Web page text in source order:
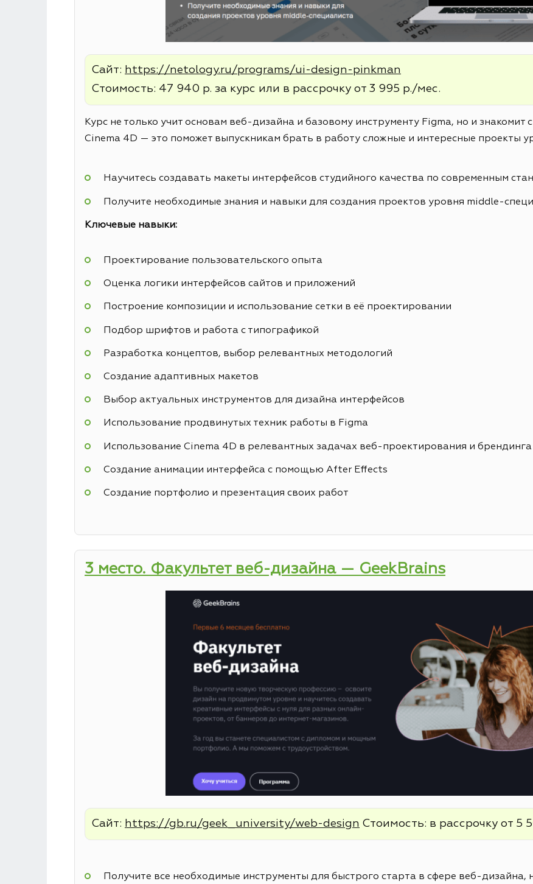
Сайт: https://netology.ru/programs/ui-design-pinkman
Стоимость: 47 940 р. за курс или в рассрочку от 3 995 р./мес.
Курс не только учит основам веб-дизайна и базовому инструменту Figma, но и знакомит
Cinema 4D — это поможет выпускникам брать в работу сложные и интересные проекты
Научитесь создавать макеты интерфейсов студийного качества по современным
Получите необходимые знания и навыки для создания проектов уровня middle-
Ключевые навыки:
Проектирование пользовательского опыта
Оценка логики интерфейсов сайтов и приложений
Построение композиции и использование сетки в её проектировании
Подбор шрифтов и работа с типографикой
Разработка концептов, выбор релевантных методологий
Создание адаптивных макетов
Выбор актуальных инструментов для дизайна интерфейсов
Использование продвинутых техник работы в Figma
Использование Cinema 4D в релевантных задачах веб-проектирования и брендинга
Создание анимации интерфейса с помощью After Effects
Создание портфолио и презентация своих работ
3 место. Факультет веб-дизайна — GeekBrains
Сайт: https://gb.ru/geek_university/web-design Стоимость: в рассрочку от 5
Получите все необходимые инструменты для быстрого старта в сфере веб-дизайна,